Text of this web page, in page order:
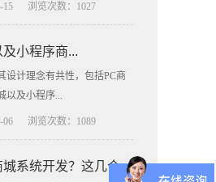
15 浏览次数：1027
小程序商...
设计理念有共性，包括PC商
以及小程序...
06 浏览次数：1089
系统开发？这几个...